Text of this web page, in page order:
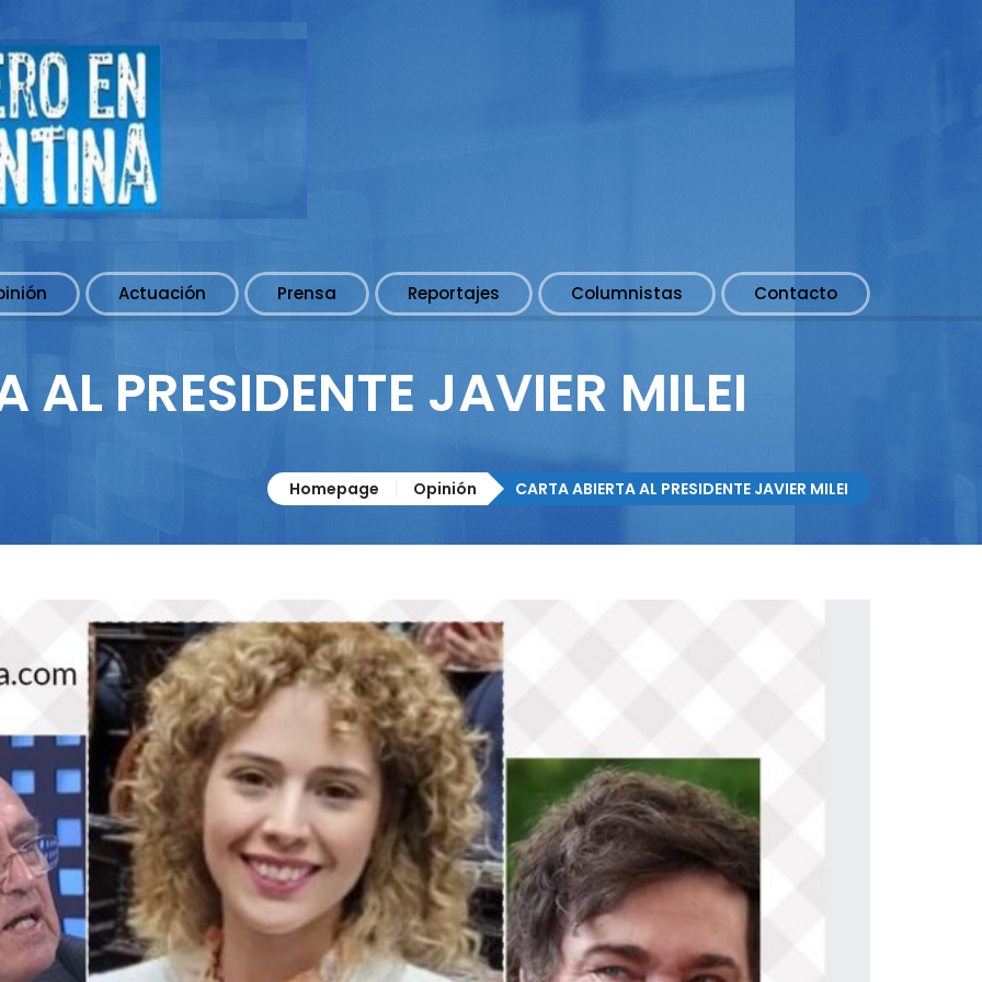
Actuación Prensa Reportajes Columnistas Contacto
AL PRESIDENTE JAVIER MILEI
Homepage Opinión CARTA ABIERTA AL PRESIDENTE JAVIER MILEI